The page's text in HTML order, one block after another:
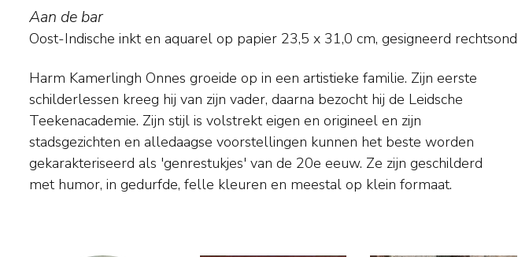
Aan de bar
Oost-Indische inkt en aquarel op papier 23,5 x 31,0 cm, gesigneerd
Harm Kamerlingh Onnes groeide op in een artistieke familie. Zijn eerste
schilderlessen kreeg hij van zijn vader, daarna bezocht hij de Leidsche
Teekenacademie. Zijn stijl is volstrekt eigen en origineel en zijn
stadsgezichten en alledaagse voorstellingen kunnen het beste worden
gekarakteriseerd als 'genrestukjes' van de 20e eeuw. Ze zijn geschilderd
met humor, in gedurfde, felle kleuren en meestal op klein formaat.
Onderwerpen vond de schilder rond zijn woonplaatsen Den Haag, Delft en
Voorschoten en op Terschelling, waar in Midsland het familiehuis 'Marijke'
stond. Vanaf 1933 experimenteert hij daarnaast met het draaien, bakken en
beschilderen van keramiek. Daarin combineert hij onderzoek naar oude
glazuren, samen met zijn oom Hugo Tutein Nolthenius, met zijn gave van